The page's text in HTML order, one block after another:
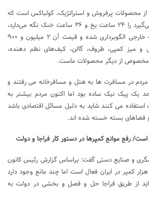
محصولات پرفروش و استراتژیک، کولباکس است که
موادی که درون آن قرار می‌گیرد را ۲۴ ساعت یخ و ۳۶ ساعت خنک نگه می‌دارد،
این محصول از روی نمونه خارجی الگوبرداری شده و قیمت آن ۲ میلیون و ۹۰۰
و میز کمپی، ظروف، گالن، کیف‌های نظم دهنده،
مخصوص از دیگر محصولات ماست.
در مسافرت ها به هتل و مسافرخانه می رفتند و
یک پیک نیک ساده بود اما اکنون مردم بیشتر به
می کنند شاید به دلیل مسائل اقتصادی باشد
فضاهای بسته خسته شده اند.
و صنایع دستی گفت: براساس گزارش رئیس کانون
اتومبیلرانی و جهانگردی ۲ هزار کمپر در ایران فعال است اما چند مانع وجود دارد
از طریق فراجا حل و فصل و بخشی در دولت به